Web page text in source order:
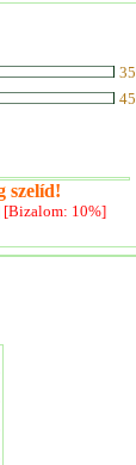
szelíd!
[Bizalom: 10%]